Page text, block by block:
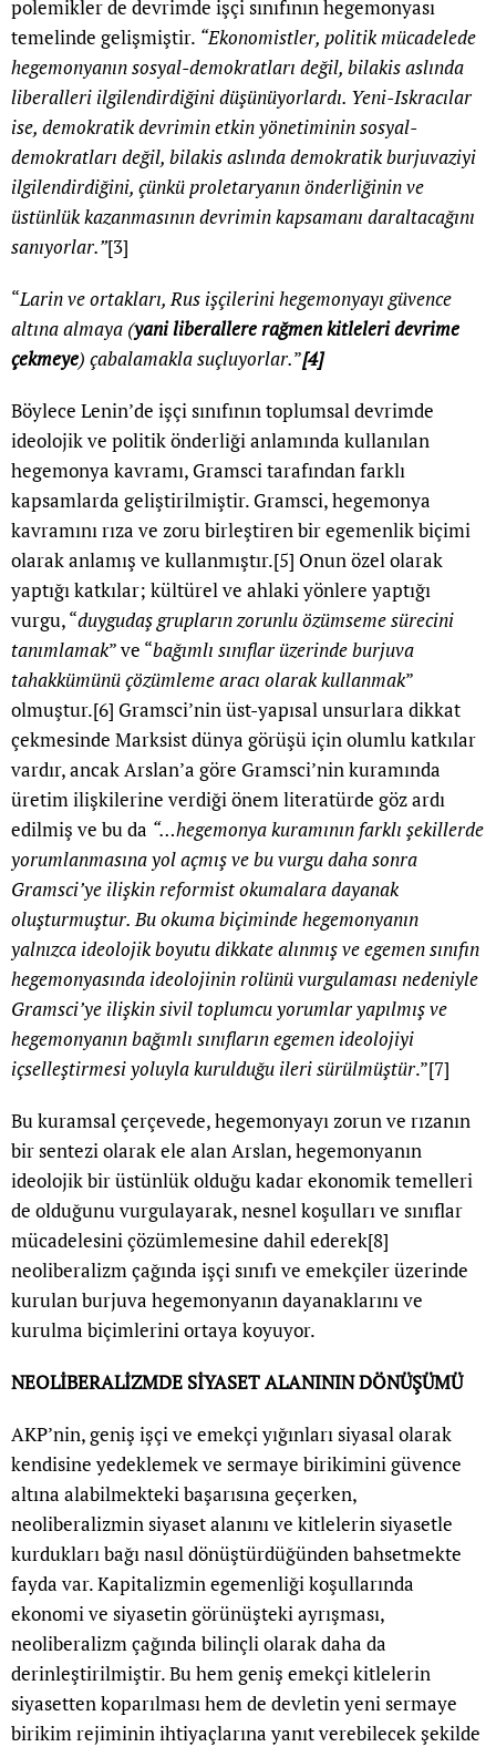
polemikler de devrimde işçi sınıfının hegemonyası
temelinde gelişmiştir. “Ekonomistler, politik mücadelede
hegemonyanın sosyal-demokratları değil, bilakis aslında
liberalleri ilgilendirdiğini düşünüyorlardı. Yeni-Iskracılar
ise, demokratik devrimin etkin yönetiminin sosyal-
demokratları değil, bilakis aslında demokratik burjuvaziyi
ilgilendirdiğini, çünkü proletaryanın önderliğinin ve
üstünlük kazanmasının devrimin kapsamanı daraltacağını
sanıyorlar.”[3]
“Larin ve ortakları, Rus işçilerini hegemonyayı güvence
altına almaya (yani liberallere rağmen kitleleri devrime
çekmeye) çabalamakla suçluyorlar.”[4]
Böylece Lenin’de işçi sınıfının toplumsal devrimde
ideolojik ve politik önderliği anlamında kullanılan
hegemonya kavramı, Gramsci tarafından farklı
kapsamlarda geliştirilmiştir. Gramsci, hegemonya
kavramını rıza ve zoru birleştiren bir egemenlik biçimi
olarak anlamış ve kullanmıştır.[5] Onun özel olarak
yaptığı katkılar; kültürel ve ahlaki yönlere yaptığı
vurgu, “duygudaş grupların zorunlu özümseme sürecini
tanımlamak” ve “bağımlı sınıflar üzerinde burjuva
tahakkümünü çözümleme aracı olarak kullanmak”
olmuştur.[6] Gramsci’nin üst-yapısal unsurlara dikkat
çekmesinde Marksist dünya görüşü için olumlu katkılar
vardır, ancak Arslan’a göre Gramsci’nin kuramında
üretim ilişkilerine verdiği önem literatürde göz ardı
edilmiş ve bu da “…hegemonya kuramının farklı şekillerde
yorumlanmasına yol açmış ve bu vurgu daha sonra
Gramsci’ye ilişkin reformist okumalara dayanak
oluşturmuştur. Bu okuma biçiminde hegemonyanın
yalnızca ideolojik boyutu dikkate alınmış ve egemen sınıfın
hegemonyasında ideolojinin rolünü vurgulaması nedeniyle
Gramsci’ye ilişkin sivil toplumcu yorumlar yapılmış ve
hegemonyanın bağımlı sınıfların egemen ideolojiyi
içselleştirmesi yoluyla kurulduğu ileri sürülmüştür.”[7]
Bu kuramsal çerçevede, hegemonyayı zorun ve rızanın
bir sentezi olarak ele alan Arslan, hegemonyanın
ideolojik bir üstünlük olduğu kadar ekonomik temelleri
de olduğunu vurgulayarak, nesnel koşulları ve sınıflar
mücadelesini çözümlemesine dahil ederek[8]
neoliberalizm çağında işçi sınıfı ve emekçiler üzerinde
kurulan burjuva hegemonyanın dayanaklarını ve
kurulma biçimlerini ortaya koyuyor.
NEOLİBERALİZMDE SİYASET ALANININ DÖNÜŞÜMÜ
AKP’nin, geniş işçi ve emekçi yığınları siyasal olarak
kendisine yedeklemek ve sermaye birikimini güvence
altına alabilmekteki başarısına geçerken,
neoliberalizmin siyaset alanını ve kitlelerin siyasetle
kurdukları bağı nasıl dönüştürdüğünden bahsetmekte
fayda var. Kapitalizmin egemenliği koşullarında
ekonomi ve siyasetin görünüşteki ayrışması,
neoliberalizm çağında bilinçli olarak daha da
derinleştirilmiştir. Bu hem geniş emekçi kitlelerin
siyasetten koparılması hem de devletin yeni sermaye
birikim rejiminin ihtiyaçlarına yanıt verebilecek şekilde